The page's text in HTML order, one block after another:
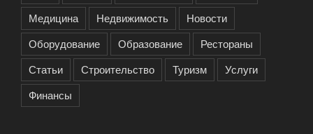
Медицина
Недвижимость
Новости
Оборудование
Образование
Рестораны
Статьи
Строительство Туризм
Услуги
Финансы